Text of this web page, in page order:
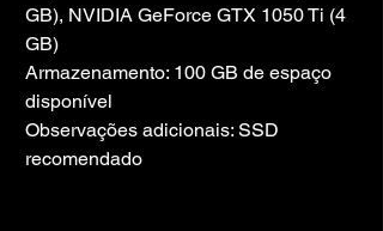
GB), NVIDIA GeForce GTX 1050 Ti (4
GB)
Armazenamento: 100 GB de espaço
disponível
Observações adicionais: SSD
recomendado